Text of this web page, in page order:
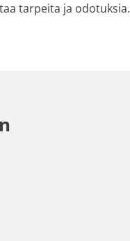
tarpeita ja odotuksia.